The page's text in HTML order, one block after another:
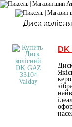
Диск
DK